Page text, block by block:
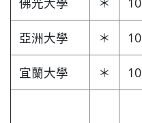
亞洲大學 ＊ 10
宜蘭大學 ＊ 10